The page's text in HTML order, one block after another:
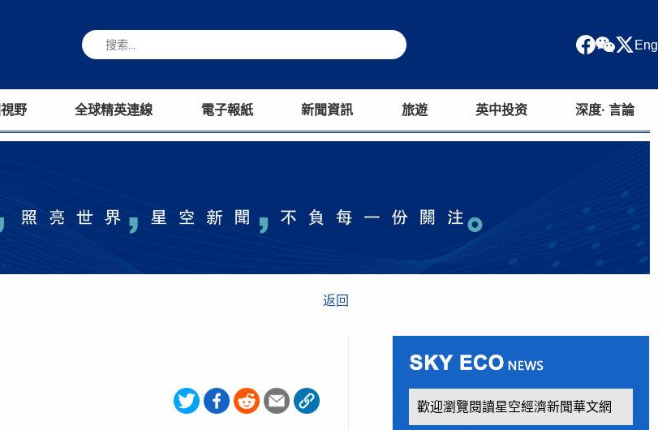
Eng
野 全球精英連線 電子報紙 新聞資訊 旅遊 英中投资 深度· 言論
返回
歡迎瀏覽閱讀星空經濟新聞華文網